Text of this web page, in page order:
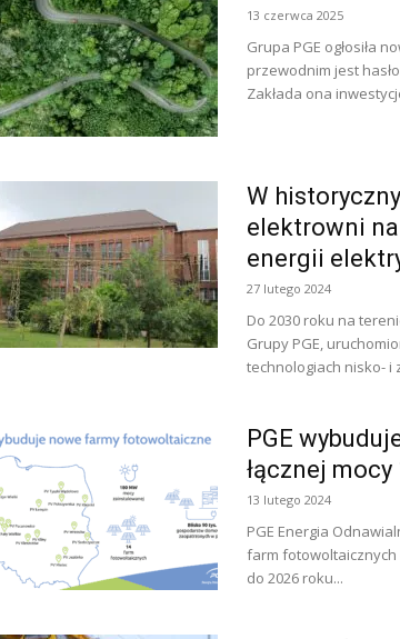
13 czerwca 2025
Grupa PGE ogłosiła
przewodnim jest
Zakłada ona
W
elektrowni
energii
27 lutego 2024
Do 2030 roku na
Grupy PGE,
technologiach nisko- i
PGE
łącznej mocy
13 lutego 2024
PGE Energia
farm fotowoltaicznych
do 2026 roku...